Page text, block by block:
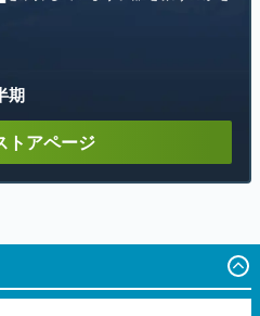
」や「ローリング」で女の子と会
ウルライク恋愛ゲーム『小早川さ
ルライク』無料公開。返事に失敗